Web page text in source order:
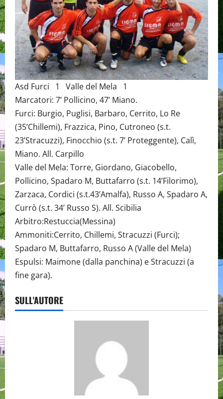
Asd Furci 1 Valle del Mela 1
Marcatori: 7’ Pollicino, 47’ Miano.
Furci: Burgio, Puglisi, Barbaro, Cerrito, Lo Re
(35’Chillemi), Frazzica, Pino, Cutroneo (s.t.
23’Stracuzzi), Finocchio (s.t. 7’ Proteggente), Calì,
Miano. All. Carpillo
Valle del Mela: Torre, Giordano, Giacobello,
Pollicino, Spadaro M, Buttafarro (s.t. 14’Filorimo),
Zarzaca, Cordici (s.t.43’Amalfa), Russo A, Spadaro A,
Currò (s.t. 34’ Russo S). All. Scibilia
Arbitro:Restuccia(Messina)
Ammoniti:Cerrito, Chillemi, Stracuzzi (Furci);
Spadaro M, Buttafarro, Russo A (Valle del Mela)
Espulsi: Maimone (dalla panchina) e Stracuzzi (a
fine gara).
SULL'AUTORE